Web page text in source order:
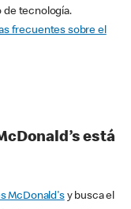
de tecnología.
frecuentes sobre el
está
McDonald'sy busca el